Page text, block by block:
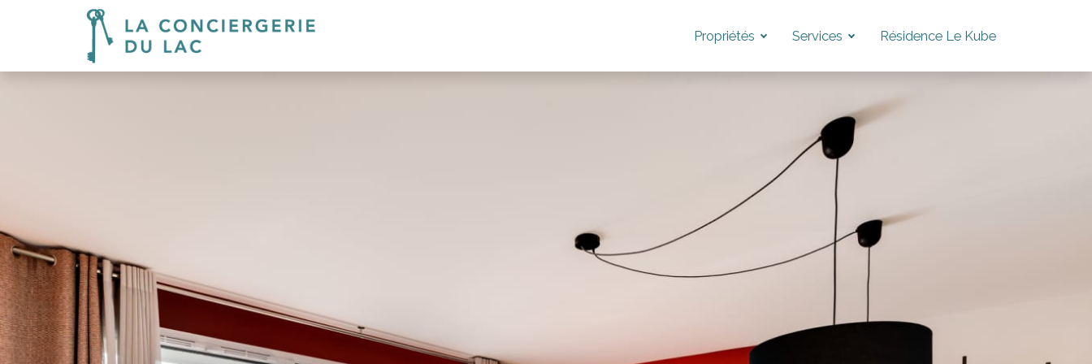
Propriétés Services Résidence Le Kube